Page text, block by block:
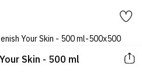
Skin - 500 ml